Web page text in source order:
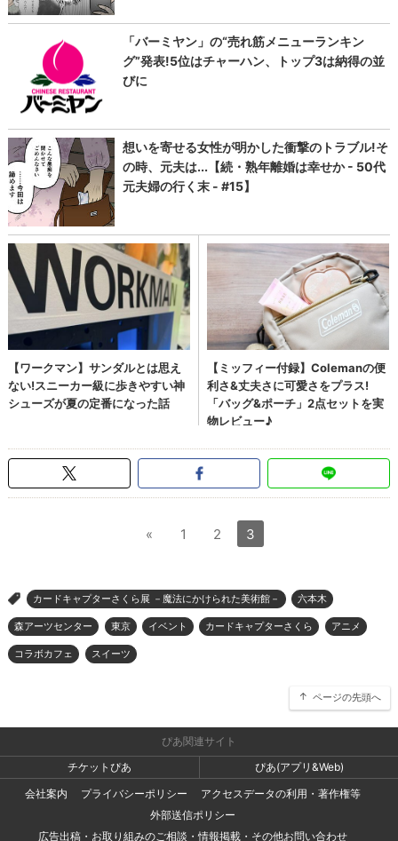
« 1 2 3
> カードキャプターさくら展 －魔法にかけられた美術館－ 六本木
森アーツセンター 東京 イベント カードキャプターさくら アニメ
コラボカフェ スイーツ
ページの先頭へ
ぴあ関連サイト
チケットぴあ
ぴあ(アプリ&Web)
会社案内
プライバシーポリシー
アクセスデータの利用・著作権等
外部送信ポリシー
広告出稿・お取り組みのご相談・情報掲載・その他お問い合わせ